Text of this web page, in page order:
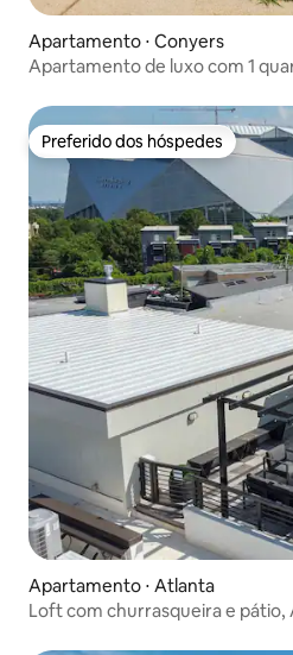
Apartamento ⋅ Conyers
Apartamento de luxo com 1
Preferido dos hóspedes
Preferido dos hóspedes
Apartamento ⋅ Atlanta
Loft com churrasqueira e pátio,